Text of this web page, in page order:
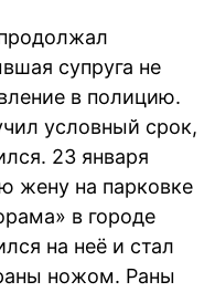
супруга не
в полицию.
условный срок,
23 января
жену на парковке
в городе
на неё и стал
ножом. Раны